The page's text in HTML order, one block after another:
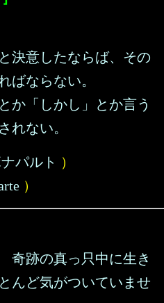
決意したならば、その
ばならない。
か「しかし」とか言う
れない。
パルト ）
）
跡の真っ只中に生き
んど気がついていませ